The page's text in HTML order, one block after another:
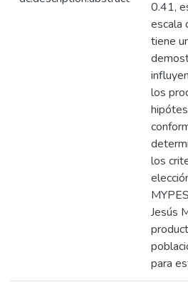
0.41,
escala
tiene
los
los
Jesús
para